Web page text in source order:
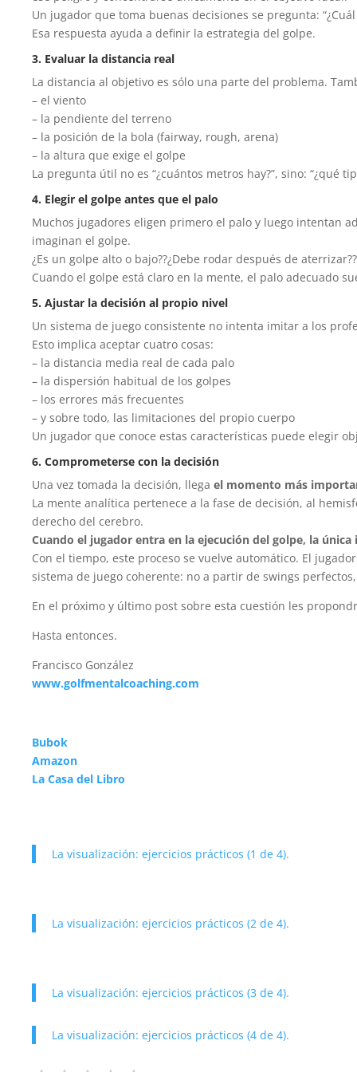
Un jugador que toma buenas decisiones se pregunta:
Esa respuesta ayuda a definir la estrategia del golpe.
3. Evaluar la distancia real
La distancia al objetivo es sólo una parte del problema.
– el viento
– la pendiente del terreno
– la posición de la bola (fairway, rough, arena)
– la altura que exige el golpe
La pregunta útil no es “¿cuántos metros hay?”, sino: “¿qué
4. Elegir el golpe antes que el palo
Muchos jugadores eligen primero el palo y luego intentan
imaginan el golpe.
¿Es un golpe alto o bajo??¿Debe rodar después de
Cuando el golpe está claro en la mente, el palo adecuado
5. Ajustar la decisión al propio nivel
Un sistema de juego consistente no intenta imitar a los
Esto implica aceptar cuatro cosas:
– la distancia media real de cada palo
– la dispersión habitual de los golpes
– los errores más frecuentes
– y sobre todo, las limitaciones del propio cuerpo
Un jugador que conoce estas características puede elegir
6. Comprometerse con la decisión
Una vez tomada la decisión, llega el momento más
La mente analítica pertenece a la fase de decisión, al
derecho del cerebro.
Cuando el jugador entra en la ejecución del golpe, la
Con el tiempo, este proceso se vuelve automático. El
sistema de juego coherente: no a partir de swings
En el próximo y último post sobre esta cuestión les
Hasta entonces.
Francisco González
www.golfmentalcoaching.com
Bubok
Amazon
La Casa del Libro
La visualización: ejercicios prácticos (1 de 4).
La visualización: ejercicios prácticos (2 de 4).
La visualización: ejercicios prácticos (3 de 4).
La visualización: ejercicios prácticos (4 de 4).